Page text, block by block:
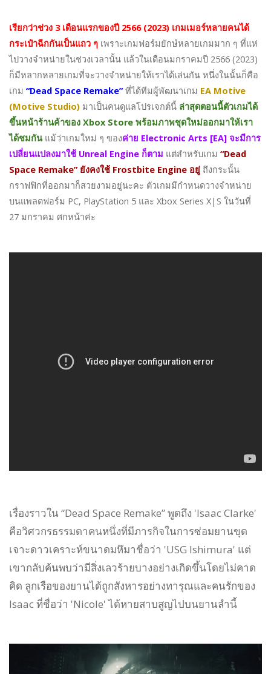
เรียกว่าช่วง 3 เดือนแรกของปี 2566 (2023) เกมเมอร์หลายคนได้
กระเป๋าฉีกกันเป็นแถว ๆ เพราะเกมฟอร์มยักษ์หลายเกมมาก ๆ ที่แห่
ไปวางจำหน่ายในช่วงเวลานั้น แล้วในเดือนมกราคมปี 2566 (2023)
ก็มีหลากหลายเกมที่จะวางจำหน่ายให้เราได้เล่นกัน หนึ่งในนั้นก็คือ
เกม “Dead Space Remake”ที่ได้ทีมผู้พัฒนาเกม EA Motive
(Motive Studio) มาเป็นคนดูแลโปรเจกต์นี้ ล่าสุดตอนนี้ตัวเกมได้
ขึ้นหน้าร้านค้าของ Xbox Store พร้อมภาพชุดใหม่ออกมาให้เรา
ได้ชมกัน แม้ว่าเกมใหม่ ๆ ของค่าย Electronic Arts [EA] จะมีการ
เปลี่ยนแปลงมาใช้ Unreal Engine ก็ตาม แต่สำหรับเกม “Dead
Space Remake” ยังคงใช้ Frostbite Engine อยู่ ถึงกระนั้น
กราฟฟิกที่ออกมาก็สวยงามอยู่นะคะ ตัวเกมมีกำหนดวางจำหน่าย
บนแพลตฟอร์ม PC, PlayStation 5 และ Xbox Series X|S ในวันที่
27 มกราคม ศกหน้าค่ะ
เรื่องราวใน “Dead Space Remake” พูดถึง 'Isaac Clarke'
คือวิศวกรธรรมดาคนหนึ่งที่มีภารกิจในการซ่อมยานขุด
เจาะดาวเคราะห์ขนาดมหึมาชื่อว่า 'USG Ishimura' แต่
เขากลับค้นพบว่ามีสิ่งเลวร้ายบางอย่างเกิดขึ้นโดยไม่คาด
คิด ลูกเรือของยานได้ถูกสังหารอย่างทารุณและคนรักของ
Isaac ที่ชื่อว่า 'Nicole' ได้หายสาบสูญไปบนยานลำนี้